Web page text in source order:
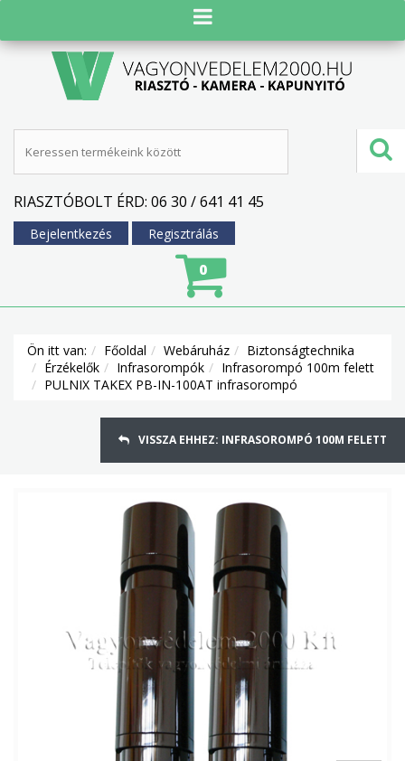
RIASZTÓBOLT ÉRD: 06 30 / 641 41 45
Bejelentkezés Regisztrálás
0
Ön itt van: Főoldal Webáruház
Biztonságtechnika
Érzékelők
Infrasorompók
Infrasorompó 100m felett
PULNIX TAKEX PB-IN-100AT infrasorompó
VISSZA EHHEZ: INFRASOROMPÓ 100M FELETT